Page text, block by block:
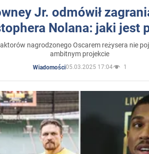
Jr. odmówił
Nolana: jaki jest
nagrodzonego Oscarem reżysera nie
ambitnym projekcie
Wiadomości05.03.2025 17:04 1